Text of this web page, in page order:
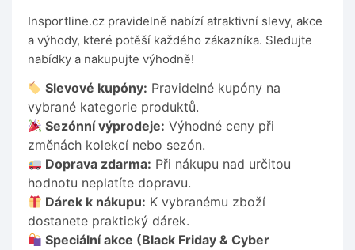
Insportline.cz pravidelně nabízí atraktivní slevy, akce
a výhody, které potěší každého zákazníka. Sledujte
nabídky a nakupujte výhodně!
Slevové kupóny: Pravidelné kupóny na
vybrané kategorie produktů.
Sezónní výprodeje: Výhodné ceny při
změnách kolekcí nebo sezón.
Doprava zdarma: Při nákupu nad určitou
hodnotu neplatíte dopravu.
Dárek k nákupu: K vybranému zboží
dostanete praktický dárek.
Speciální akce (Black Friday & Cyber